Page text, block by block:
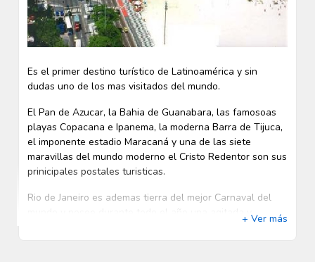
Es el primer destino turístico de Latinoamérica y sin
dudas uno de los mas visitados del mundo.
El Pan de Azucar, la Bahia de Guanabara, las famosoas
playas Copacana e Ipanema, la moderna Barra de Tijuca,
el imponente estadio Maracaná y una de las siete
maravillas del mundo moderno el Cristo Redentor son sus
prinicipales postales turisticas.
Rio de Janeiro es ademas tierra del mejor Carnaval del
mundo y posee durante todo el año una agitada y+ Ver más